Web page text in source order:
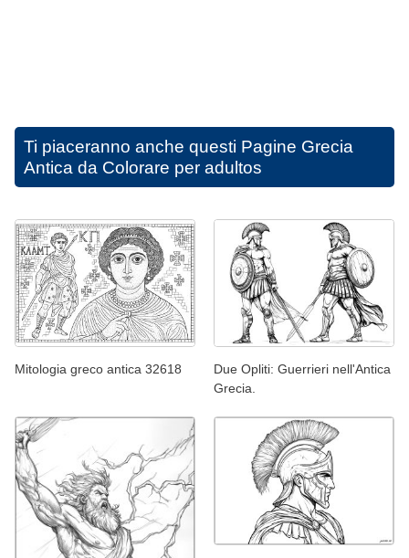
Ti piaceranno anche questi Pagine Grecia
Antica da Colorare per adultos
Mitologia greco antica 32618
Due Opliti: Guerrieri nell'Antica
Grecia.